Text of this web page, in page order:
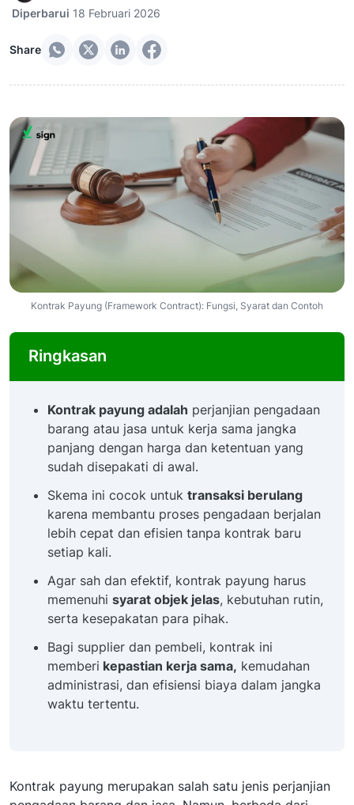
Diperbarui 18 Februari 2026
Share
Kontrak Payung (Framework Contract): Fungsi, Syarat dan Contoh
Ringkasan
Kontrak payung adalah perjanjian pengadaan
barang atau jasa untuk kerja sama jangka
panjang dengan harga dan ketentuan yang
sudah disepakati di awal.
Skema ini cocok untuk transaksi berulang
karena membantu proses pengadaan berjalan
lebih cepat dan efisien tanpa kontrak baru
setiap kali.
Agar sah dan efektif, kontrak payung harus
memenuhi syarat objek jelas, kebutuhan rutin,
serta kesepakatan para pihak.
Bagi supplier dan pembeli, kontrak ini
memberi kepastian kerja sama, kemudahan
administrasi, dan efisiensi biaya dalam jangka
waktu tertentu.
Kontrak payung merupakan salah satu jenis perjanjian